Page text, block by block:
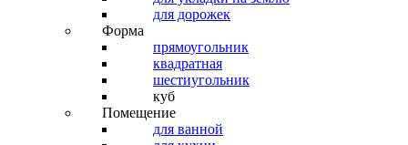
для дорожек
Форма
прямоугольник
квадратная
шестиугольник
куб
Помещение
для ванной